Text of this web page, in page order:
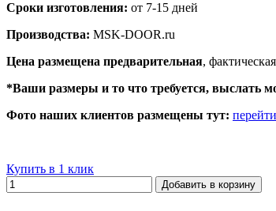
Сроки изготовления: от 7-15 дней
Производства: MSK-DOOR.ru
Цена размещена предварительная,
*Ваши размеры и то что требуется, выслать
Фото наших клиентов размещены тут: перейти
Купить в 1 клик
Добавить в корзину